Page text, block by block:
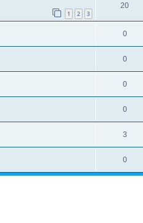
1 2 3
20
0
0
0
0
3
0